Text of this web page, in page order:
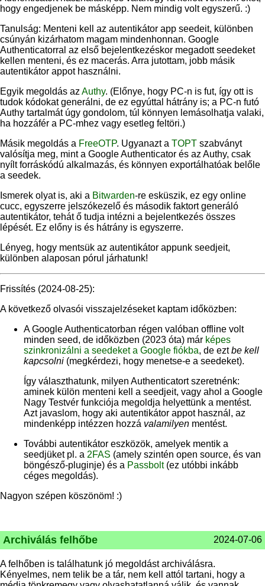
hogy engedjenek be másképp. Nem mindig volt egyszerű. :)
Tanulság: Menteni kell az autentikátor app seedeit, különben
csúnyán kizárhatom magam mindenhonnan. Google
Authenticatorral az első bejelentkezéskor megadott seedeket
kellen menteni, és ez macerás. Arra jutottam, jobb másik
autentikátor appot használni.
Egyik megoldás az Authy. (Előnye, hogy PC-n is fut, így ott is
tudok kódokat generálni, de ez egyúttal hátrány is; a PC-n futó
Authy tartalmát úgy gondolom, túl könnyen lemásolhatja valaki,
ha hozzáfér a PC-mhez vagy esetleg feltöri.)
Másik megoldás a FreeOTP. Ugyanazt a TOPT szabványt
valósítja meg, mint a Google Authenticator és az Authy, csak
nyílt forráskódú alkalmazás, és könnyen exportálhatóak belőle
a seedek.
Ismerek olyat is, aki a Bitwarden-re esküszik, ez egy online
cucc, egyszerre jelszókezelő és második faktort generáló
autentikátor, tehát ő tudja intézni a bejelentkezés összes
lépését. Ez előny is és hátrány is egyszerre.
Lényeg, hogy mentsük az autentikátor appunk seedjeit,
különben alaposan pórul járhatunk!
Frissítés (2024-08-25):
A következő olvasói visszajelzéseket kaptam időközben:
A Google Authenticatorban régen valóban offline volt
minden seed, de időközben (2023 óta) már képes
szinkronizálni a seedeket a Google fiókba, de eztbe kell
kapcsolni (megkérdezi, hogy menetse-e a seedeket).
Így választhatunk, milyen Authenticatort szeretnénk:
aminek külön menteni kell a seedjeit, vagy ahol a Google
Nagy Testvér funkciója megoldja helyettünk a mentést.
Azt javaslom, hogy aki autentikátor appot használ, az
mindenképp intézzen hozzá valamilyen mentést.
További autentikátor eszközök, amelyek mentik a
seedjüket pl. a 2FAS (amely szintén open source, és van
böngésző-pluginje) és a Passbolt(ez utóbbi inkább
céges megoldás).
Nagyon szépen köszönöm! :)
Archiválás felhőbe 2024-07-06
A felhőben is találhatunk jó megoldást archiválásra.
Kényelmes, nem telik be a tár, nem kell attól tartani, hogy a